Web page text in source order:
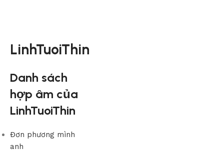
LinhTuoiThin
Danh sách
hợp âm của
LinhTuoiThin
Đơn phương mình
anh